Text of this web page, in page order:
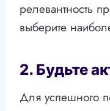
релевантность
выберите
2. Будьте
Для успешного